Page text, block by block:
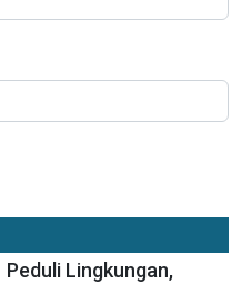
Peduli Lingkungan,